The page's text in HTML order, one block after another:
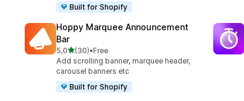
Built for Shopify
Hoppy Marquee Announcement
Bar
5,0z 5 hvězd
(30)
Celkový počet recenzí: 30
•Free
Add scrolling banner, marquee header,
carousel banners etc
Built for Shopify